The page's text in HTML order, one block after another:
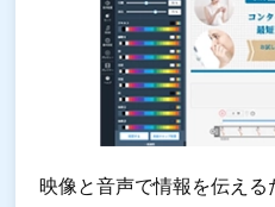
映像と音声で情報を伝え